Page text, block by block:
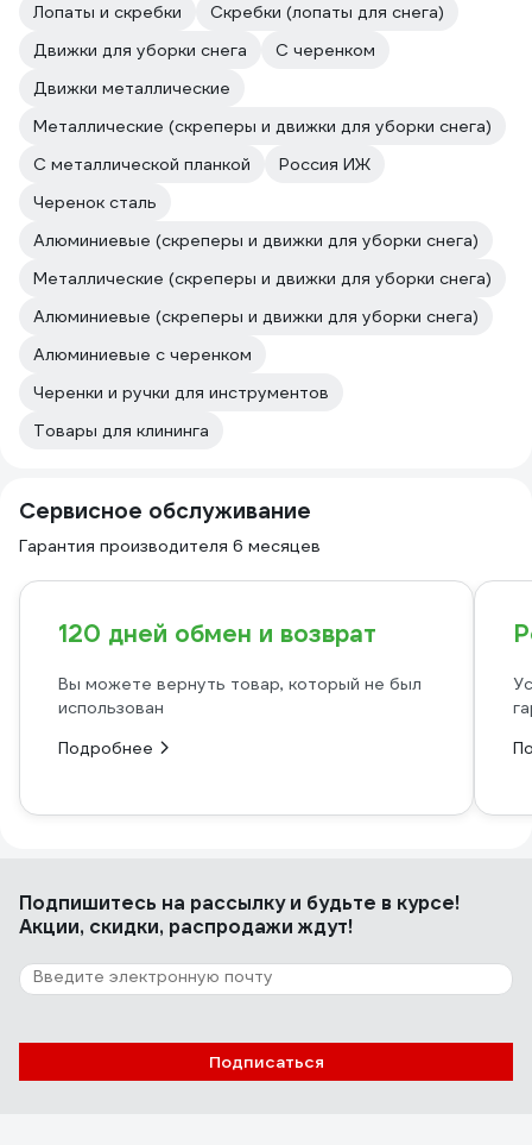
Лопаты и скребки
Скребки (лопаты для снега)
Движки для уборки снега
С черенком
Движки металлические
Металлические (скреперы и движки для уборки снега)
С металлической планкой
Россия ИЖ
Черенок сталь
Алюминиевые (скреперы и движки для уборки снега)
Металлические (скреперы и движки для уборки снега)
Алюминиевые (скреперы и движки для уборки снега)
Алюминиевые с черенком
Черенки и ручки для инструментов
Товары для клининга
Сервисное обслуживание
Гарантия производителя 6 месяцев
120 дней обмен и возврат
Вы можете вернуть товар, который не был
использован
Подробнее
Подпишитесь на рассылкуи будьте в курсе!
Акции, скидки, распродажи ждут!
Подписаться